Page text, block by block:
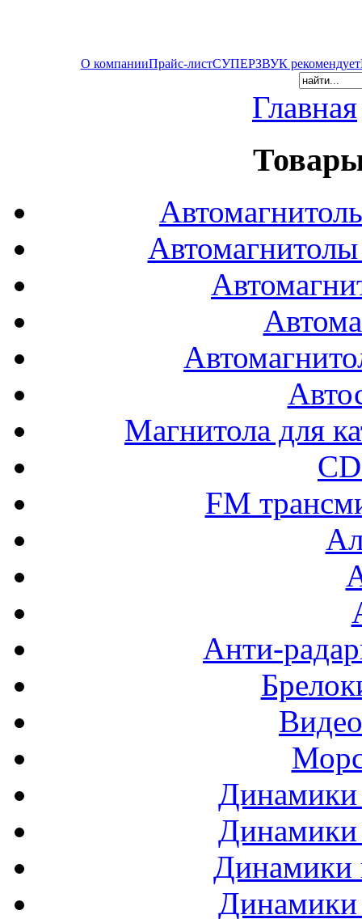
О компанииПрайс-листСУПЕРЗВУК рекомендует
Главная
Магнитола для
FM
Анти-
Динамики
Динамики
Динамики
Динамики